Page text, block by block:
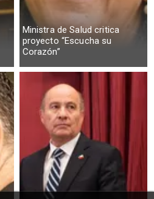
Ministra de Salud critica
proyecto “Escucha su
Corazón”